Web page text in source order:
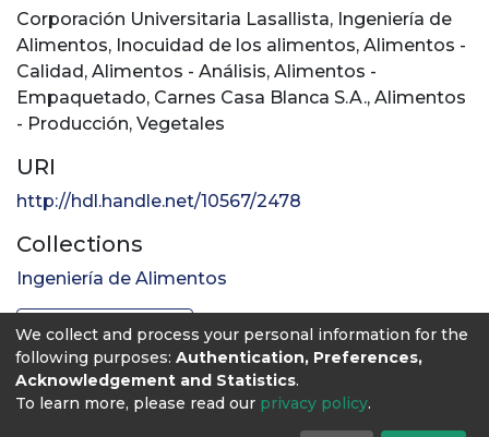
Corporación Universitaria Lasallista, Ingeniería de
Alimentos, Inocuidad de los alimentos, Alimentos -
Calidad, Alimentos - Análisis, Alimentos -
Empaquetado, Carnes Casa Blanca S.A., Alimentos
- Producción, Vegetales
URI
http://hdl.handle.net/10567/2478
Collections
Ingeniería de Alimentos
Full item page
We collect and process your personal information for the
following purposes: Authentication, Preferences,
Acknowledgement and Statistics.
To learn more, please read our privacy policy.